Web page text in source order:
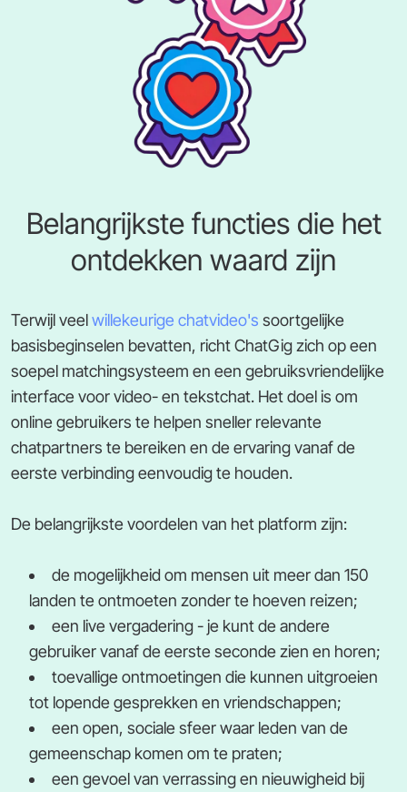
Belangrijkste functies die het
ontdekken waard zijn
Terwijl veelwillekeurige chatvideo's soortgelijke
basisbeginselen bevatten, richt ChatGig zich op een
soepel matchingsysteem en een gebruiksvriendelijke
interface voor video- en tekstchat. Het doel is om
online gebruikers te helpen sneller relevante
chatpartners te bereiken en de ervaring vanaf de
eerste verbinding eenvoudig te houden.
De belangrijkste voordelen van het platform zijn:
de mogelijkheid om mensen uit meer dan 150
landen te ontmoeten zonder te hoeven reizen;
een live vergadering - je kunt de andere
gebruiker vanaf de eerste seconde zien en horen;
toevallige ontmoetingen die kunnen uitgroeien
tot lopende gesprekken en vriendschappen;
een open, sociale sfeer waar leden van de
gemeenschap komen om te praten;
een gevoel van verrassing en nieuwigheid bij